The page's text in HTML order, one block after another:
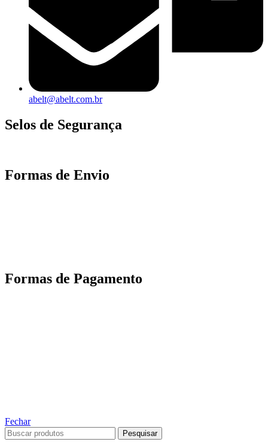
abelt@abelt.com.br
Selos de Segurança
Formas de Envio
Formas de Pagamento
Fechar
Pesquisar